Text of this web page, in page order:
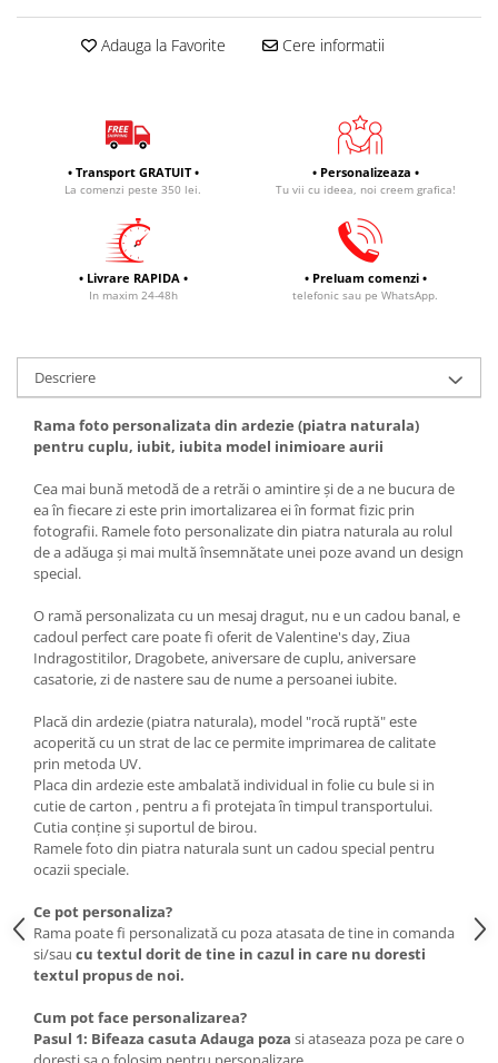
Adauga la Favorite Cere informatii
• Transport GRATUIT •
La comenzi peste 350 lei.
• Personalizeaza •
Tu vii cu ideea, noi creem grafica!
• Livrare RAPIDA •
In maxim 24-48h
• Preluam comenzi •
telefonic sau pe WhatsApp.
Descriere
Rama foto personalizata din ardezie (piatra naturala)
pentru cuplu, iubit, iubita model inimioare aurii
Cea mai bună metodă de a retrăi o amintire și de a ne bucura de
ea în fiecare zi este prin imortalizarea ei în format fizic prin
fotografii. Ramele foto personalizate din piatra naturala au rolul
de a adăuga și mai multă însemnătate unei poze avand un design
special.
O ramă personalizata cu un mesaj dragut, nu e un cadou banal, e
cadoul perfect care poate fi oferit de Valentine's day, Ziua
Indragostitilor, Dragobete, aniversare de cuplu, aniversare
casatorie, zi de nastere sau de nume a persoanei iubite.
Placă din ardezie (piatra naturala), model "rocă ruptă" este
acoperită cu un strat de lac ce permite imprimarea de calitate
prin metoda UV.
Placa din ardezie este ambalată individual in folie cu bule si in
cutie de carton , pentru a fi protejata în timpul transportului.
Cutia conține și suportul de birou.
Ramele foto din piatra naturala sunt un cadou special pentru
ocazii speciale.
Ce pot personaliza?
Rama poate fi personalizată cu poza atasata de tine in comanda
si/sau cu textul dorit de tine in cazul in care nu doresti
textul propus de noi.
Cum pot face personalizarea?
Pasul 1: Bifeaza casuta Adauga poza si ataseaza poza pe care o